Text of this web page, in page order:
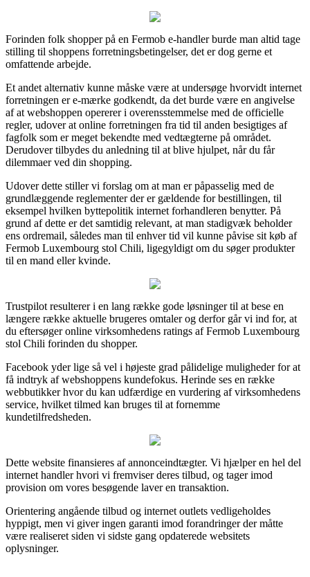
Forinden folk shopper på en Fermob e-handler burde man altid tage
stilling til shoppens forretningsbetingelser, det er dog gerne et
omfattende arbejde.
Et andet alternativ kunne måske være at undersøge hvorvidt internet
forretningen er e-mærke godkendt, da det burde være en angivelse
af at webshoppen opererer i overensstemmelse med de officielle
regler, udover at online forretningen fra tid til anden besigtiges af
fagfolk som er meget bekendte med vedtægterne på området.
Derudover tilbydes du anledning til at blive hjulpet, når du får
dilemmaer ved din shopping.
Udover dette stiller vi forslag om at man er påpasselig med de
grundlæggende reglementer der er gældende for bestillingen, til
eksempel hvilken byttepolitik internet forhandleren benytter. På
grund af dette er det samtidig relevant, at man stadigvæk beholder
ens ordremail, således man til enhver tid vil kunne påvise sit køb af
Fermob Luxembourg stol Chili, ligegyldigt om du søger produkter
til en mand eller kvinde.
Trustpilot resulterer i en lang række gode løsninger til at bese en
længere række aktuelle brugeres omtaler og derfor går vi ind for, at
du eftersøger online virksomhedens ratings af Fermob Luxembourg
stol Chili forinden du shopper.
Facebook yder lige så vel i højeste grad pålidelige muligheder for at
få indtryk af webshoppens kundefokus. Herinde ses en række
webbutikker hvor du kan udfærdige en vurdering af virksomhedens
service, hvilket tilmed kan bruges til at fornemme
kundetilfredsheden.
Dette website finansieres af annonceindtægter. Vi hjælper en hel del
internet handler hvori vi fremviser deres tilbud, og tager imod
provision om vores besøgende laver en transaktion.
Orientering angående tilbud og internet outlets vedligeholdes
hyppigt, men vi giver ingen garanti imod forandringer der måtte
være realiseret siden vi sidste gang opdaterede websitets
oplysninger.